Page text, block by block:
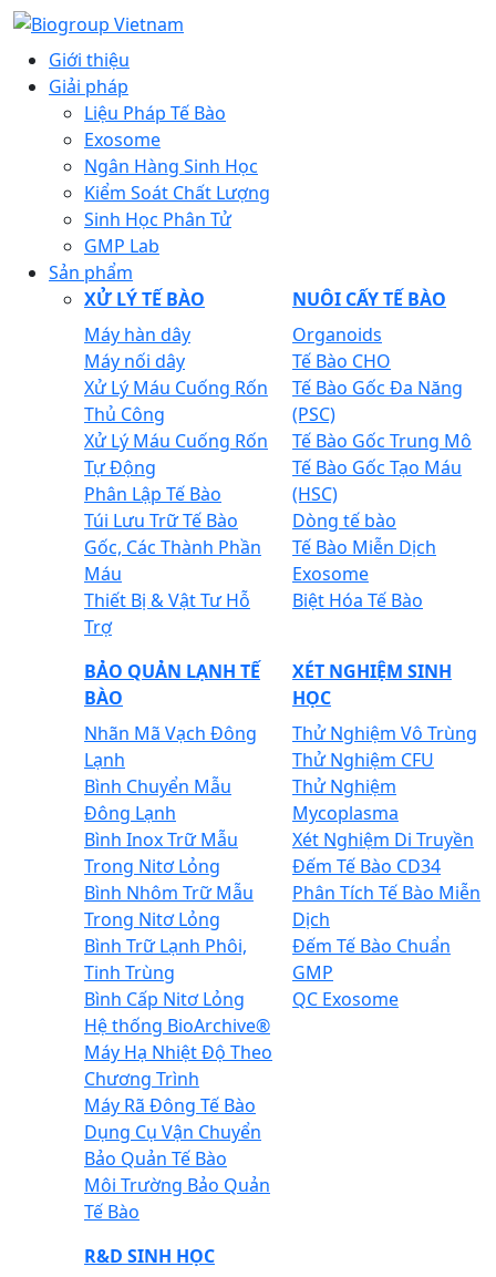
Giới thiệu
Giải pháp
Liệu Pháp Tế Bào
Exosome
Ngân Hàng Sinh Học
Kiểm Soát Chất Lượng
Sinh Học Phân Tử
GMP Lab
Sản phẩm
XỬ LÝ TẾ BÀO
Máy hàn dây
Máy nối dây
Xử Lý Máu Cuống Rốn
Thủ Công
Xử Lý Máu Cuống Rốn
Tự Động
Phân Lập Tế Bào
Túi Lưu Trữ Tế Bào
Gốc, Các Thành Phần
Máu
Thiết Bị & Vật Tư Hỗ
Trợ
NUÔI CẤY TẾ BÀO
Organoids
Tế Bào CHO
Tế Bào Gốc Đa Năng
(PSC)
Tế Bào Gốc Trung Mô
Tế Bào Gốc Tạo Máu
(HSC)
Dòng tế bào
Tế Bào Miễn Dịch
Exosome
Biệt Hóa Tế Bào
BẢO QUẢN LẠNH TẾ
BÀO
Nhãn Mã Vạch Đông
Lạnh
Bình Chuyển Mẫu
Đông Lạnh
Bình Inox Trữ Mẫu
Trong Nitơ Lỏng
Bình Nhôm Trữ Mẫu
Trong Nitơ Lỏng
Bình Trữ Lạnh Phôi,
Tinh Trùng
Bình Cấp Nitơ Lỏng
Hệ thống BioArchive®
Máy Hạ Nhiệt Độ Theo
Chương Trình
Máy Rã Đông Tế Bào
Dụng Cụ Vận Chuyển
Bảo Quản Tế Bào
Môi Trường Bảo Quản
Tế Bào
XÉT NGHIỆM SINH
HỌC
Thử Nghiệm Vô Trùng
Thử Nghiệm CFU
Thử Nghiệm
Mycoplasma
Xét Nghiệm Di Truyền
Đếm Tế Bào CD34
Phân Tích Tế Bào Miễn
Dịch
Đếm Tế Bào Chuẩn
GMP
QC Exosome
R&D SINH HỌC